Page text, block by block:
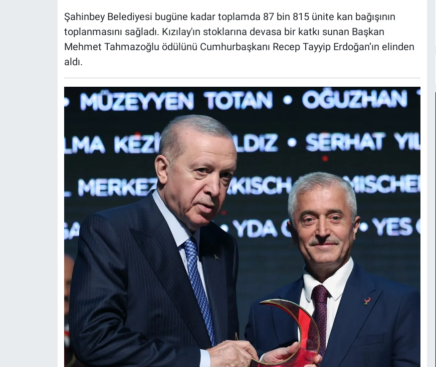
Şahinbey Belediyesi bugüne kadar toplamda 87 bin 815 ünite kan bağışının
toplanmasını sağladı. Kızılay'ın stoklarına devasa bir katkı sunan Başkan
Mehmet Tahmazoğlu ödülünü Cumhurbaşkanı Recep Tayyip Erdoğan’ın elinden
aldı.